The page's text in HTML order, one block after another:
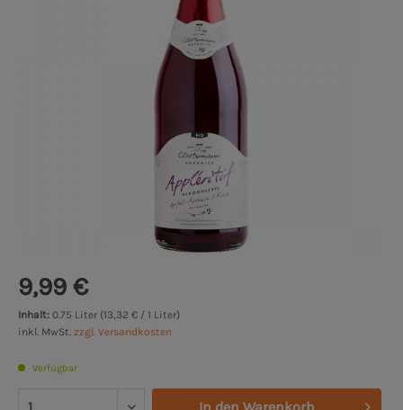
9,99 €
Inhalt: 0.75 Liter (13,32 € / 1 Liter)
inkl. MwSt. zzgl. Versandkosten
Verfügbar